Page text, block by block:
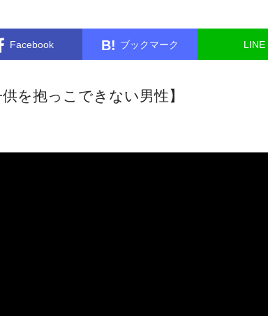
Facebook B! ブックマーク LINE
を抱っこできない男性】